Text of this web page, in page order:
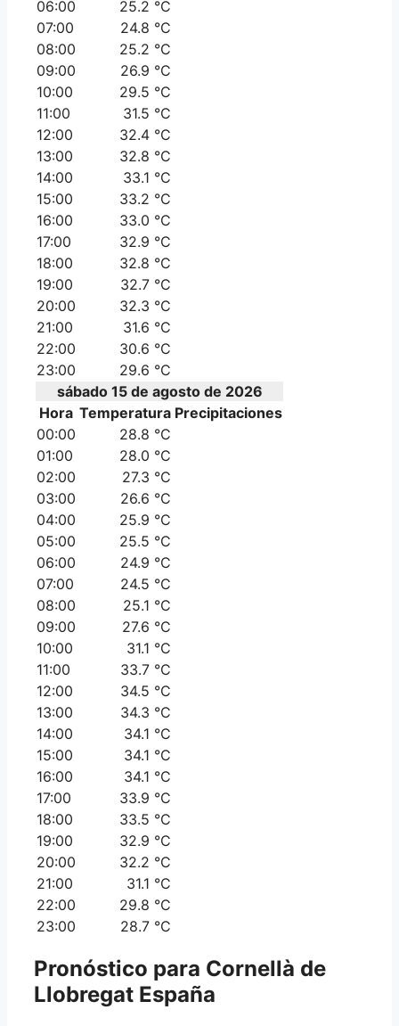
06:00
25.2 °C
07:00
24.8 °C
08:00
25.2 °C
09:00
26.9 °C
10:00
29.5 °C
11:00
31.5 °C
12:00
32.4 °C
13:00
32.8 °C
14:00
33.1 °C
15:00
33.2 °C
16:00
33.0 °C
17:00
32.9 °C
18:00
32.8 °C
19:00
32.7 °C
20:00
32.3 °C
21:00
31.6 °C
22:00
30.6 °C
23:00
29.6 °C
sábado 15 de agosto de 2026
Hora Temperatura Precipitaciones
00:00
28.8 °C
01:00
28.0 °C
02:00
27.3 °C
03:00
26.6 °C
04:00
25.9 °C
05:00
25.5 °C
06:00
24.9 °C
07:00
24.5 °C
08:00
25.1 °C
09:00
27.6 °C
10:00
31.1 °C
11:00
33.7 °C
12:00
34.5 °C
13:00
34.3 °C
14:00
34.1 °C
15:00
34.1 °C
16:00
34.1 °C
17:00
33.9 °C
18:00
33.5 °C
19:00
32.9 °C
20:00
32.2 °C
21:00
31.1 °C
22:00
29.8 °C
23:00
28.7 °C
Pronóstico para Cornellà de
Llobregat España